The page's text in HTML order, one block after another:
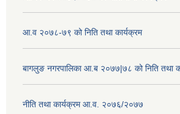
आ.व २०७८-७९ को निति तथा कार्यक्रम
बागलुङ नगरपालिका आ.ब २०७७|७८ को निति तथा
नीति तथा कार्यक्रम आ.व. २०७६/२०७७